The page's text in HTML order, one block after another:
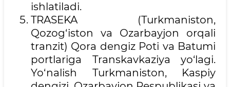
ishlatiladi.
TRASEKA (Turkmaniston,
Qozog‘iston va Ozarbayjon orqali
tranzit) Qora dengiz Poti va Batumi
portlariga Transkavkaziya yo‘lagi.
Yo‘nalish Turkmaniston, Kaspiy